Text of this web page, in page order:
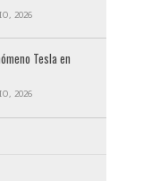
2026
Tesla en
2026